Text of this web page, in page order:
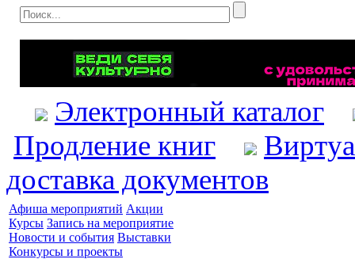
Электронный каталог
Продление книг
доставка документов
Афиша мероприятий Акции
Курсы Запись на мероприятие
Новости и события Выставки
Конкурсы и проекты